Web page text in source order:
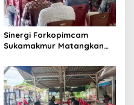
Sinergi Forkopimcam
Sukamakmur Matangkan
Semangat Kebersamaan
Jadi Kunci Sukses